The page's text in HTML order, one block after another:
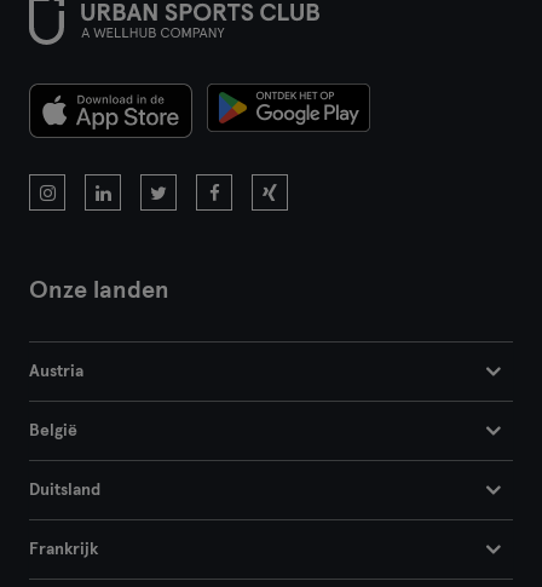
Onze landen
Austria
België
Duitsland
Frankrijk